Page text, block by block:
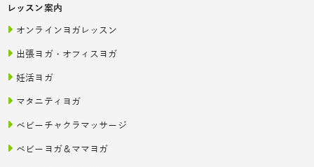
レッスン案内
オンラインヨガレッスン
出張ヨガ・オフィスヨガ
妊活ヨガ
マタニティヨガ
ベビーチャクラマッサージ
ベビーヨガ＆ママヨガ